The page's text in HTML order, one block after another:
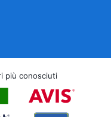
più conosciuti